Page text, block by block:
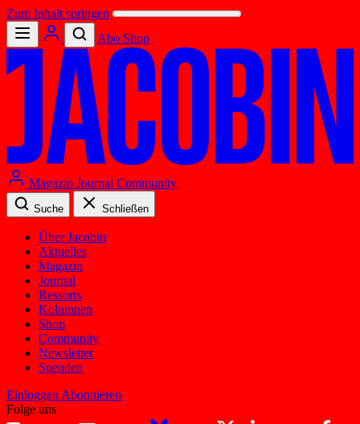
Zum Inhalt springen
Abo Shop
Magazin Journal Community
Suche Schließen
Über Jacobin
Aktuelles
Magazin
Journal
Ressorts
Kolumnen
Shop
Community
Newsletter
Spenden
Einloggen Abonnieren
Folge uns